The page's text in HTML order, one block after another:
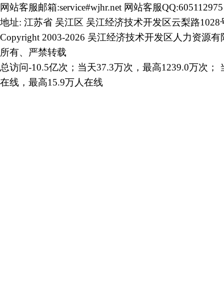
网站客服邮箱:service#wjhr.net 网站客服QQ:605112975
地址: 江苏省 吴江区 吴江经济技术开发区云梨路1028
Copyright 2003-2026 吴江经济技术开发区人力资源有
所有、严禁转载
总访问-10.5亿次；当天37.3万次，最高1239.0万次；
在线，最高15.9万人在线